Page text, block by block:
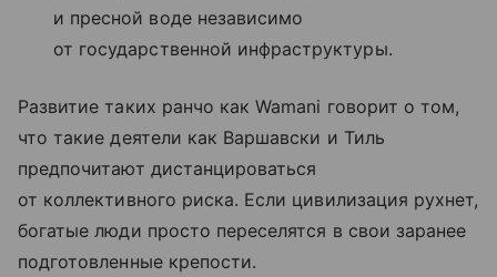
и пресной воде независимо
от государственной инфраструктуры.
Развитие таких ранчо как Wamani говорит о том,
что такие деятели как Варшавски и Тиль
предпочитают дистанцироваться
от коллективного риска. Если цивилизация рухнет,
богатые люди просто переселятся в свои заранее
подготовленные крепости.